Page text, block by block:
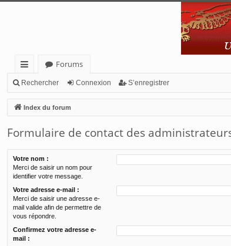
cc
ès
ra
pi
de
Forums
Rechercher Connexion S’enregistrer
Index du forum
Formulaire de contact des
Votre nom :
Merci de saisir un nom pour
identifier votre message.
Votre adresse e-mail :
Merci de saisir une adresse e-
mail valide afin de permettre de
vous répondre.
Confirmez votre adresse e-
mail :